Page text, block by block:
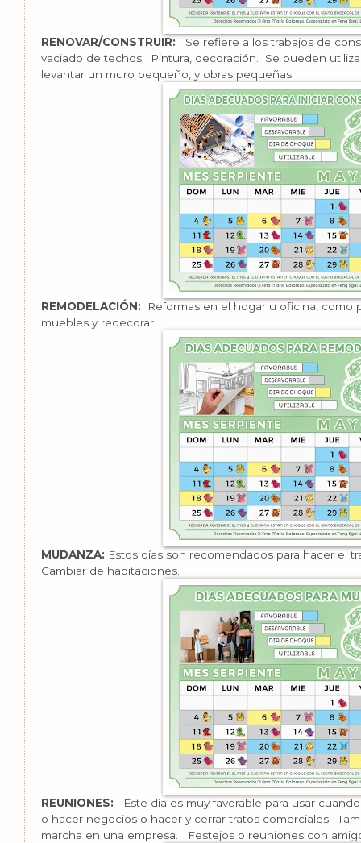
RENOVAR/CONSTRUIR: Se refiere a los trabajos de
vaciado de techos. Pintura, decoración. Se pueden
levantar un muro pequeño, y obras pequeñas.
REMODELACIÓN: Reformas en el hogar u oficina, como
muebles y redecorar.
MUDANZA: Estos días son recomendados para hacer el
Cambiar de habitaciones.
REUNIONES: Este día es muy favorable para usar
o hacer negocios o hacer y cerrar tratos comerciales.
marcha en una empresa. Festejos o reuniones con